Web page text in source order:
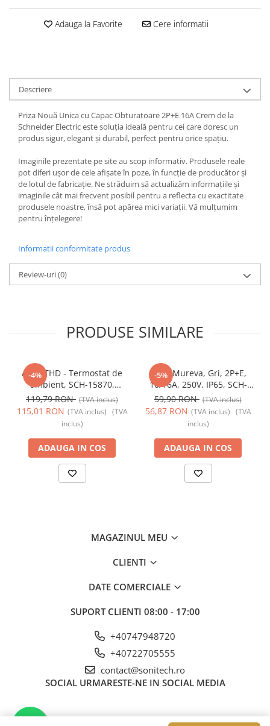
Adauga la Favorite Cere informatii
Descriere
Priza Nouă Unica cu Capac Obturatoare 2P+E 16A Crem de la
Schneider Electric este soluția ideală pentru cei care doresc un
produs sigur, elegant și durabil, perfect pentru orice spațiu.
Imaginile prezentate pe site au scop informativ. Produsele reale
pot diferi ușor de cele afișate în poze, în funcție de producător și
de lotul de fabricație. Ne străduim să actualizăm informațiile și
imaginile cât mai frecvent posibil pentru a reflecta cu exactitate
produsele noastre, însă pot apărea mici variații. Vă mulțumim
pentru înțelegere!
Informatii conformitate produs
Review-uri(0)
PRODUSE SIMILARE
-4%
Acti9 THD - Termostat de
ambient, SCH-15870,
Schneider Electric -
Schneider
119,79 RON (TVA inclus)
115,01 RON (TVA inclus) (TVA
inclus)
ADAUGA IN COS
-5%
Priza Mureva, Gri, 2P+E,
10/16A, 250V, IP65, SCH-
81141, Schneider Electric -
Schneider
59,90 RON (TVA inclus)
56,87 RON (TVA inclus) (TVA
inclus)
ADAUGA IN COS
MAGAZINUL MEU
CLIENTI
DATE COMERCIALE
SUPORT CLIENTI 08:00 - 17:00
+40747948720
+40722705555
contact@sonitech.ro
SOCIAL URMARESTE-NE IN SOCIAL MEDIA